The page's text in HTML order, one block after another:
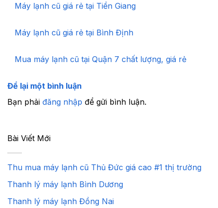
Máy lạnh cũ giá rẻ tại Tiền Giang
Máy lạnh cũ giá rẻ tại Bình Định
Mua máy lạnh cũ tại Quận 7 chất lượng, giá rẻ
Để lại một bình luận
Bạn phải đăng nhập để gửi bình luận.
Bài Viết Mới
Thu mua máy lạnh cũ Thủ Đức giá cao #1 thị trường
Thanh lý máy lạnh Bình Dương
Thanh lý máy lạnh Đồng Nai